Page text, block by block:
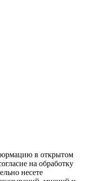
в открытом
на обработку
несете